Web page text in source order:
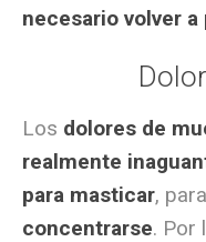
necesario volver
Los dolores de
realmente
para masticar, para
concentrarse. Por